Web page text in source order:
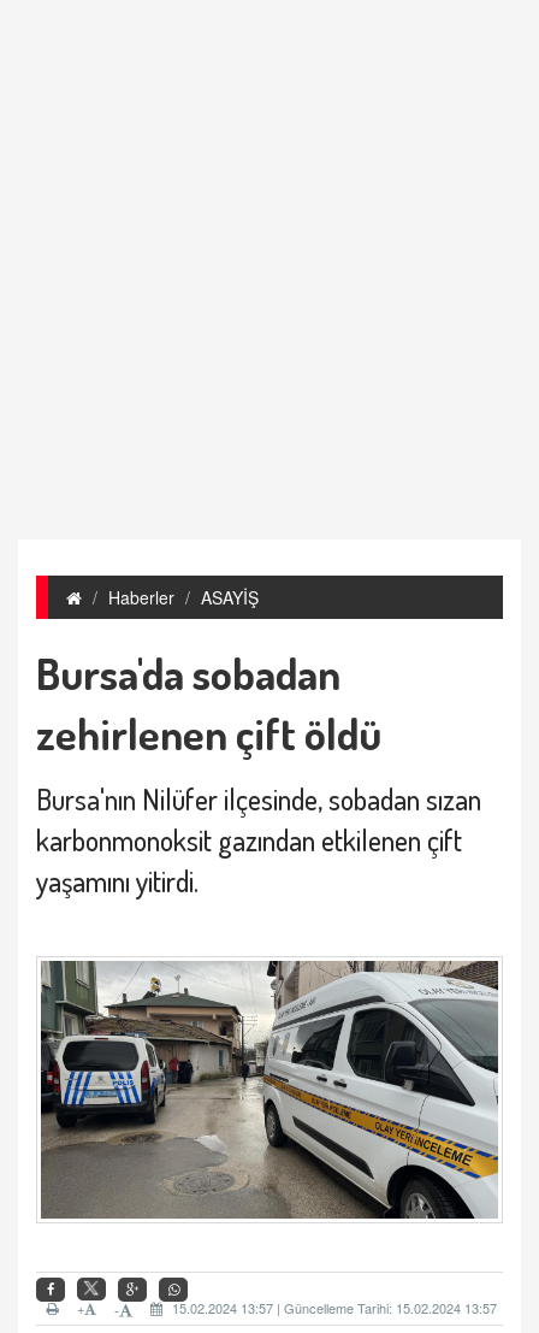
Haberler ASAYİŞ
Bursa'da sobadan
zehirlenen çift öldü
Bursa'nın Nilüfer ilçesinde, sobadan sızan
karbonmonoksit gazından etkilenen çift
yaşamını yitirdi.
15.02.2024 13:57 | Güncelleme Tarihi: 15.02.2024 13:57
-
+